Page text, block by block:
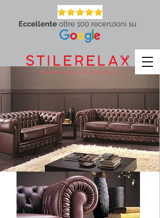
Eccellente oltre 100 recenzioni su